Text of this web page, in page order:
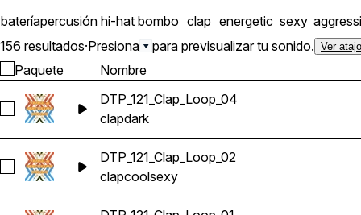
bateríapercusión hi-hat bombo clap energetic sexy
156 resultados·Presiona para previsualizar tu sonido. Ver
Paquete Nombre
Seleccionar DTP_121_Clap_Loop_04
DTP_121_Clap_Loop_04
clapdark
Seleccionar DTP_121_Clap_Loop_02
DTP_121_Clap_Loop_02
clapcoolsexy